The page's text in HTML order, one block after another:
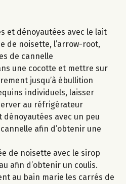
et dénoyautées avec le lait
de noisette, l’arrow-root,
de cannelle
une cocotte et mettre sur
jusqu’à ébullition
individuels, laisser
au réfrigérateur
dénoyautées avec un peu
afin d’obtenir une
de noisette avec le sirop
afin d’obtenir un coulis.
au bain marie les carrés de